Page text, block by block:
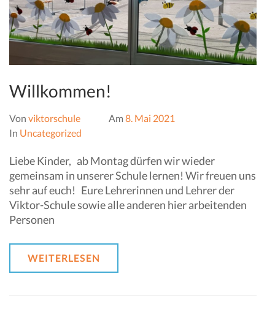
Willkommen!
Von viktorschule Am 8. Mai 2021
In Uncategorized
Liebe Kinder, ab Montag dürfen wir wieder
gemeinsam in unserer Schule lernen! Wir freuen uns
sehr auf euch! Eure Lehrerinnen und Lehrer der
Viktor-Schule sowie alle anderen hier arbeitenden
Personen
WEITERLESEN